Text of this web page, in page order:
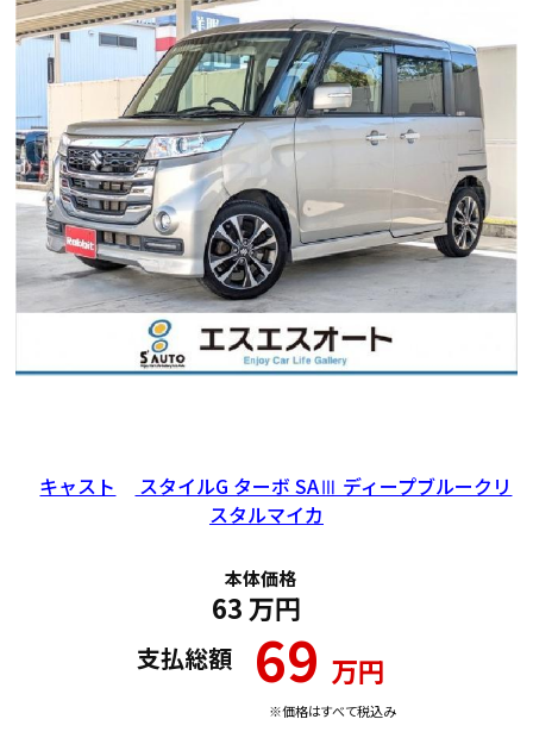
2017 82,499
キャスト
スタイルG ターボ SAⅢ ディープブルークリ
スタルマイカ
本体価格
63 万円
支払総額 69 万円
※価格はすべて税込み